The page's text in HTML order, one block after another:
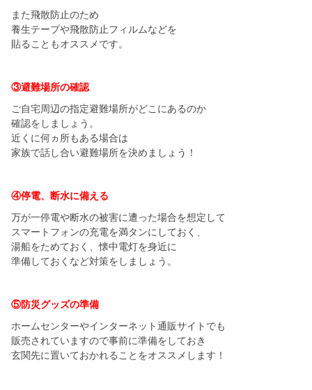
また飛散防止のため
養生テープや飛散防止フィルムなどを
貼ることもオススメです。
③避難場所の確認
ご自宅周辺の指定避難場所がどこにあるのか
確認をしましょう。
近くに何ヵ所もある場合は
家族で話し合い避難場所を決めましょう！
④停電、断水に備える
万が一停電や断水の被害に遭った場合を想定して
スマートフォンの充電を満タンにしておく、
湯船をためておく、懐中電灯を身近に
準備しておくなど対策をしましょう。
⑤防災グッズの準備
ホームセンターやインターネット通販サイトでも
販売されていますので事前に準備をしておき
玄関先に置いておかれることをオススメします！